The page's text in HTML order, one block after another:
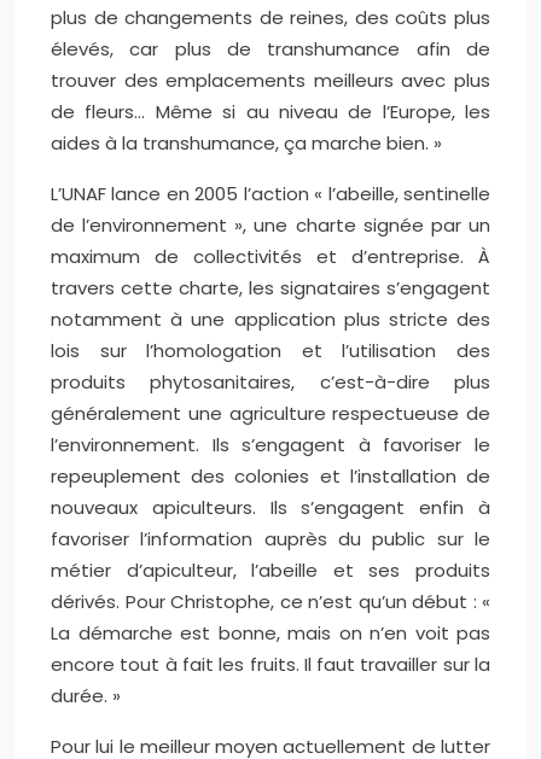
plus de changements de reines, des coûts plus
élevés, car plus de transhumance afin de
trouver des emplacements meilleurs avec plus
de fleurs… Même si au niveau de l’Europe, les
aides à la transhumance, ça marche bien. »
L’UNAF lance en 2005 l’action « l’abeille, sentinelle
de l’environnement », une charte signée par un
maximum de collectivités et d’entreprise. À
travers cette charte, les signataires s’engagent
notamment à une application plus stricte des
lois sur l’homologation et l’utilisation des
produits phytosanitaires, c’est-à-dire plus
généralement une agriculture respectueuse de
l’environnement. Ils s’engagent à favoriser le
repeuplement des colonies et l’installation de
nouveaux apiculteurs. Ils s’engagent enfin à
favoriser l’information auprès du public sur le
métier d’apiculteur, l’abeille et ses produits
dérivés. Pour Christophe, ce n’est qu’un début : «
La démarche est bonne, mais on n’en voit pas
encore tout à fait les fruits. Il faut travailler sur la
durée. »
Pour lui le meilleur moyen actuellement de lutter